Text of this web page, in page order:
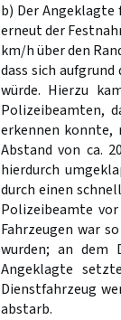
b) Der Angeklagte
erneut der
km/h über den
dass sich
würde. Hierzu
Polizeibeamten,
erkennen konnte,
Abstand von ca.
hierdurch
durch einen
Polizeibeamte
Fahrzeugen war
wurden; an dem
Angeklagte
Dienstfahrzeug
abstarb.